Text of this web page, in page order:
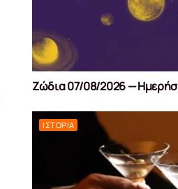
Ζώδια 07/08/2026 —
ΙΣΤΟΡΊΑ